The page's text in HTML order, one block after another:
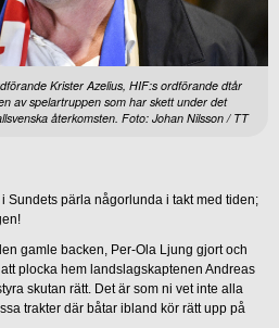
Krister Azelius, HIF:s ordförande dtår
av spelartruppen som har skett under det
återkomsten. Foto: Johan Nilsson / TT
Sundets pärla någorlunda i takt med tiden;
gamle backen, Per-Ola Ljung gjort och
plocka hem landslagskaptenen Andreas
skutan rätt. Det är som ni vet inte alla
trakter där båtar ibland kör rätt upp på